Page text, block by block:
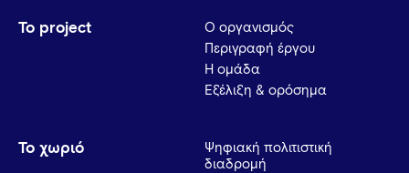
Το project
Ο οργανισμός
Περιγραφή έργου
Η ομάδα
Εξέλιξη & ορόσημα
Το χωριό
Ψηφιακή πολιτιστική
διαδρομή